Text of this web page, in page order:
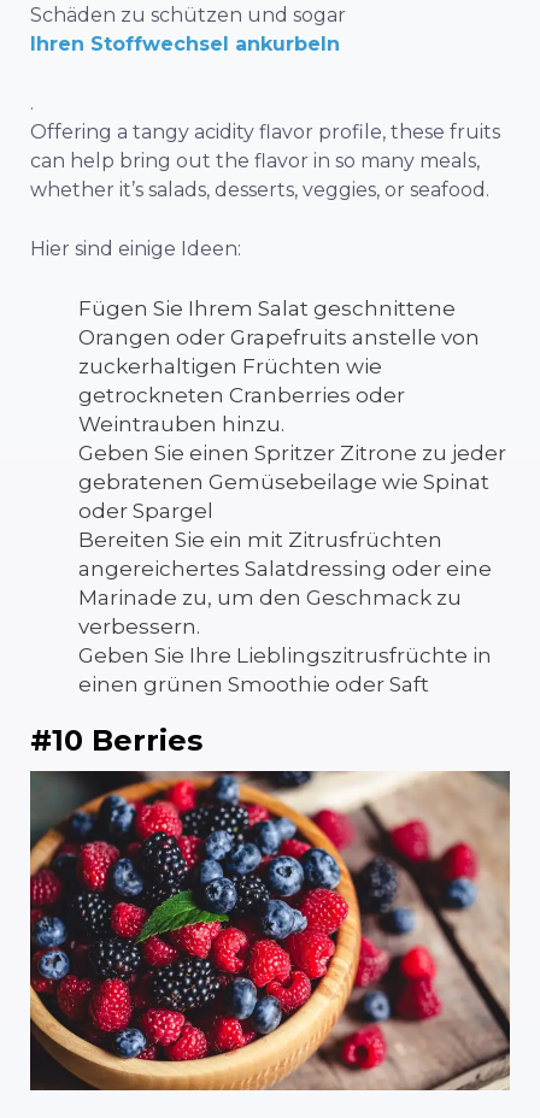
Schäden zu schützen und sogar
Ihren Stoffwechsel ankurbeln
.
Offering a tangy acidity flavor profile, these fruits
can help bring out the flavor in so many meals,
whether it’s salads, desserts, veggies, or seafood.
Hier sind einige Ideen:
Fügen Sie Ihrem Salat geschnittene
Orangen oder Grapefruits anstelle von
zuckerhaltigen Früchten wie
getrockneten Cranberries oder
Weintrauben hinzu.
Geben Sie einen Spritzer Zitrone zu jeder
gebratenen Gemüsebeilage wie Spinat
oder Spargel
Bereiten Sie ein mit Zitrusfrüchten
angereichertes Salatdressing oder eine
Marinade zu, um den Geschmack zu
verbessern.
Geben Sie Ihre Lieblingszitrusfrüchte in
einen grünen Smoothie oder Saft
#10 Berries